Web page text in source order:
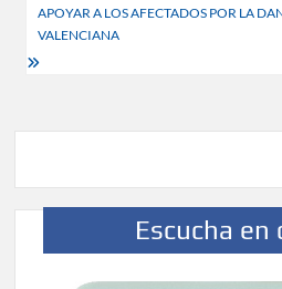
APOYAR A LOS AFECTADOS POR LA
VALENCIANA
Escucha en